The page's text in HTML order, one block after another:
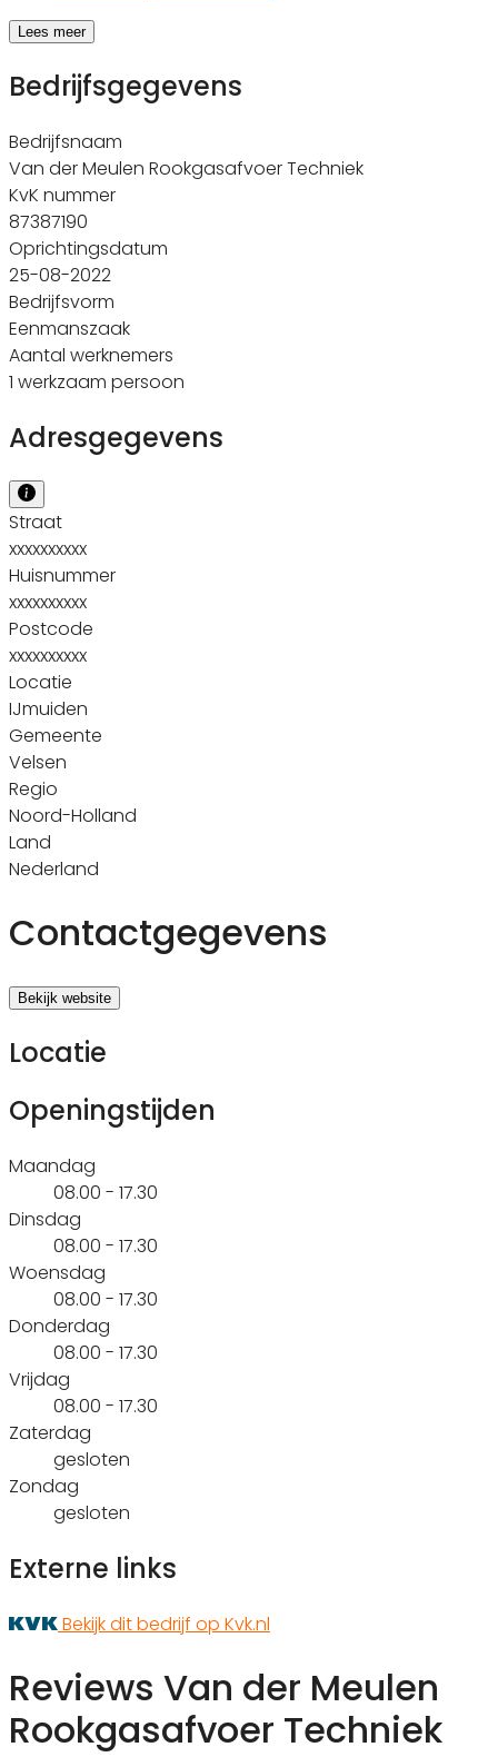
Lees meer
Bedrijfsgegevens
Bedrijfsnaam
Van der Meulen Rookgasafvoer Techniek
KvK nummer
87387190
Oprichtingsdatum
25-08-2022
Bedrijfsvorm
Eenmanszaak
Aantal werknemers
1 werkzaam persoon
Adresgegevens
Straat
xxxxxxxxxx
Huisnummer
xxxxxxxxxx
Postcode
xxxxxxxxxx
Locatie
IJmuiden
Gemeente
Velsen
Regio
Noord-Holland
Land
Nederland
Contactgegevens
Bekijk website
Locatie
Openingstijden
Maandag
08.00 - 17.30
Dinsdag
08.00 - 17.30
Woensdag
08.00 - 17.30
Donderdag
08.00 - 17.30
Vrijdag
08.00 - 17.30
Zaterdag
gesloten
Zondag
gesloten
Externe links
Bekijk dit bedrijf op Kvk.nl
Reviews Van der Meulen
Rookgasafvoer Techniek